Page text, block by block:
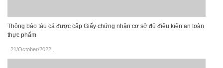
Thông báo tàu cá được cấp Giấy chứng nhận cơ sở đủ điều kiện an toàn
thực phẩm
21/October/2022 .